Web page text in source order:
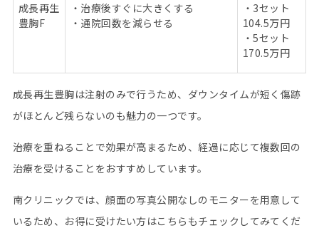
成長再生
豊胸F
・治療後すぐに大きくする
・通院回数を減らせる
・3セット
104.5万円
・5セット
170.5万円
成長再生豊胸は注射のみで行うため、ダウンタイムが短く傷跡
がほとんど残らないのも魅力の一つです。
治療を重ねることで効果が高まるため、経過に応じて複数回の
治療を受けることをおすすめしています。
南クリニックでは、顔面の写真公開なしのモニターを用意して
いるため、お得に受けたい方はこちらもチェックしてみてくだ